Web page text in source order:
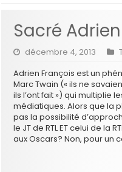
Sacré
décembre 4, 2013
Adrien François est un
Marc Twain (« ils ne
ils l’ont fait ») qui multiplie
médiatiques. Alors que la
pas la possibilité
le JT de RTL ET celui de la
aux Oscars? Non, pour un